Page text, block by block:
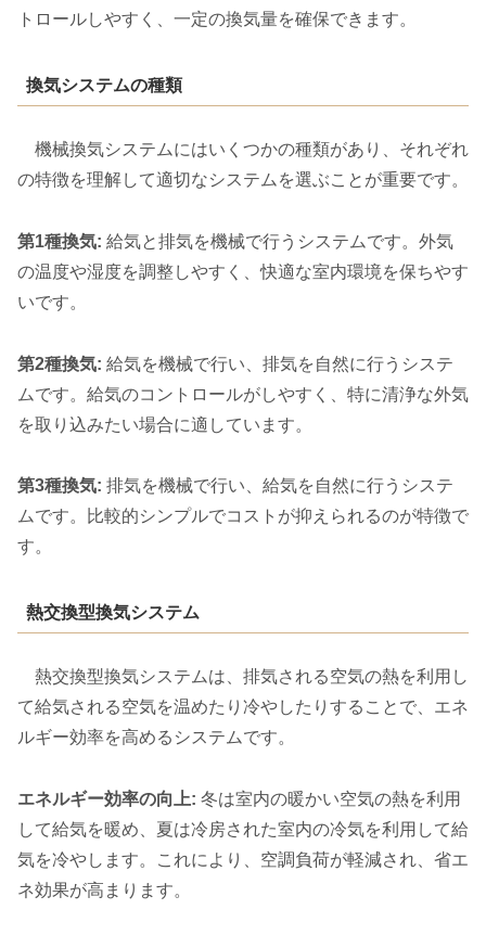
トロールしやすく、一定の換気量を確保できます。
換気システムの種類
機械換気システムにはいくつかの種類があり、それぞれ
の特徴を理解して適切なシステムを選ぶことが重要です。
第1種換気: 給気と排気を機械で行うシステムです。外気
の温度や湿度を調整しやすく、快適な室内環境を保ちやす
いです。
第2種換気: 給気を機械で行い、排気を自然に行うシステ
ムです。給気のコントロールがしやすく、特に清浄な外気
を取り込みたい場合に適しています。
第3種換気: 排気を機械で行い、給気を自然に行うシステ
ムです。比較的シンプルでコストが抑えられるのが特徴で
す。
熱交換型換気システム
熱交換型換気システムは、排気される空気の熱を利用し
て給気される空気を温めたり冷やしたりすることで、エネ
ルギー効率を高めるシステムです。
エネルギー効率の向上: 冬は室内の暖かい空気の熱を利用
して給気を暖め、夏は冷房された室内の冷気を利用して給
気を冷やします。これにより、空調負荷が軽減され、省エ
ネ効果が高まります。